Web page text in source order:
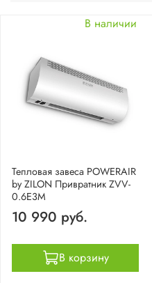
Тепловая завеса POWERAIR
by ZILON Привратник ZVV-
0.6E3M
В наличии
10 990 руб.
В корзину